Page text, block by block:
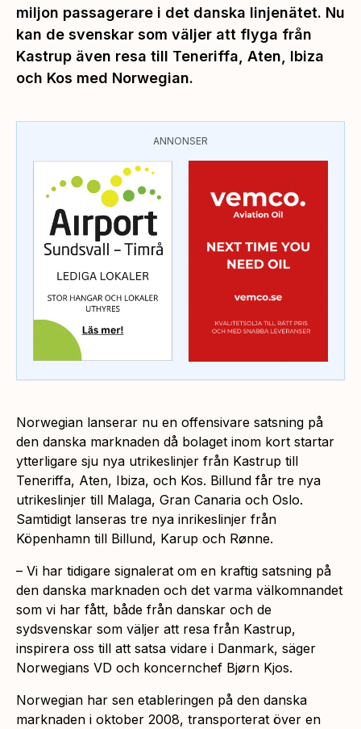
miljon passagerare i det danska linjenätet. Nu
kan de svenskar som väljer att flyga från
Kastrup även resa till Teneriffa, Aten, Ibiza
och Kos med Norwegian.
ANNONSER
Norwegian lanserar nu en offensivare satsning på
den danska marknaden då bolaget inom kort startar
ytterligare sju nya utrikeslinjer från Kastrup till
Teneriffa, Aten, Ibiza, och Kos. Billund får tre nya
utrikeslinjer till Malaga, Gran Canaria och Oslo.
Samtidigt lanseras tre nya inrikeslinjer från
Köpenhamn till Billund, Karup och Rønne.
– Vi har tidigare signalerat om en kraftig satsning på
den danska marknaden och det varma välkomnandet
som vi har fått, både från danskar och de
sydsvenskar som väljer att resa från Kastrup,
inspirera oss till att satsa vidare i Danmark, säger
Norwegians VD och koncernchef Bjørn Kjos.
Norwegian har sen etableringen på den danska
marknaden i oktober 2008, transporterat över en